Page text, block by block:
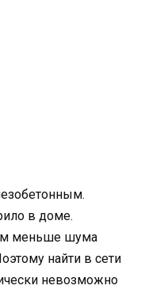
в доме.
меньше шума
найти в сети
невозможно